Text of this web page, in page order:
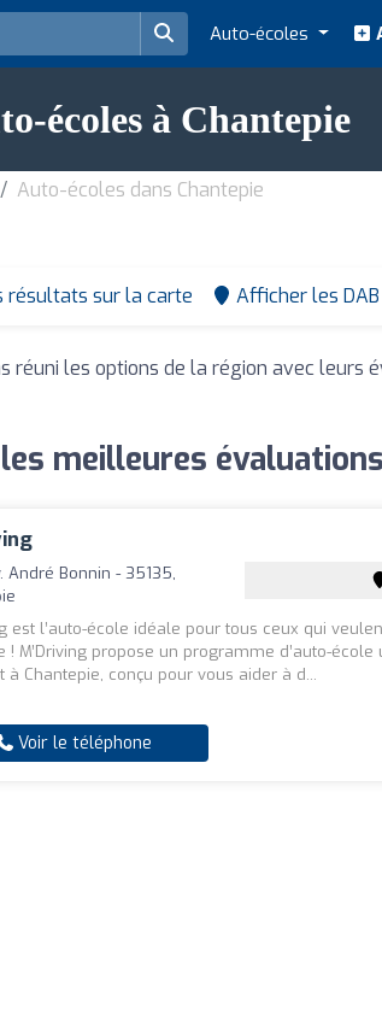
Auto-écoles
écoles à Chantepie
Auto-écoles dans Chantepie
résultats sur la carte Afficher les
réuni les options de la région avec leurs
meilleures
André Bonnin - 35135,
est l’auto-école idéale pour tous ceux qui
! M’Driving propose un programme d’auto-école
à Chantepie, conçu pour vous aider à d...
Voir le téléphone